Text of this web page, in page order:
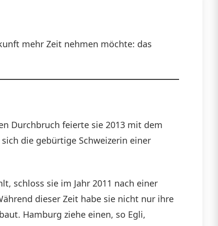
mehr Zeit nehmen möchte: das
Durchbruch feierte sie 2013 mit dem
die gebürtige Schweizerin einer
schloss sie im Jahr 2011 nach einer
dieser Zeit habe sie nicht nur ihre
Hamburg ziehe einen, so Egli,